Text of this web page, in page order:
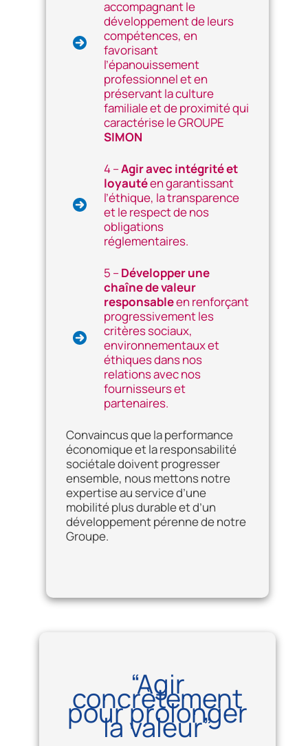
accompagnant le
développement de leurs
compétences, en
favorisant
l’épanouissement
professionnel et en
préservant la culture
familiale et de proximité qui
caractérise le GROUPE
SIMON
4 –Agir avec intégrité et
loyautéen garantissant
l’éthique, la transparence
et le respect de nos
obligations
réglementaires.
5 –Développer une
chaîne de valeur
responsableen renforçant
progressivement les
critères sociaux,
environnementaux et
éthiques dans nos
relations avec nos
fournisseurs et
partenaires.
Convaincus que la performance
économique et la responsabilité
sociétale doivent progresser
ensemble, nous mettons notre
expertise au service d’une
mobilité plus durable et d’un
développement pérenne de notre
Groupe.
“Agir
concrètement
pour prolonger
la valeur”